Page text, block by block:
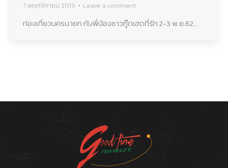
7 พฤศจิกายน 2019
Leave a comment
ท่องเที่ยวนครนายก กับพี่น้องชาวกู๊ดเฮดที่รัก 2-3 พ.ย.62…